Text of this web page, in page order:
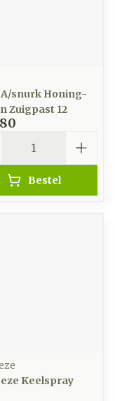
A/snurk Honing-
Zuigpast 12
Bestel
Keelspray